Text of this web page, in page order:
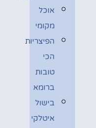
אוכל
מקומי
הפיצריות
הכי
טובות
ברומא
בישול
איטלקי